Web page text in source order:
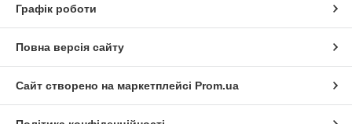
Графік роботи
Повна версія сайту
Сайт створено на маркетплейсі Prom.ua